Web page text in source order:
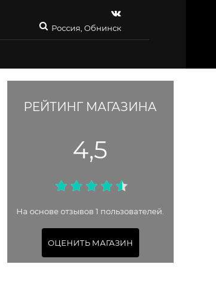
Россия, Обнинск
РЕЙТИНГ МАГАЗИНА
4,5
На основе отзывов 1 пользователей.
ОЦЕНИТЬ МАГАЗИН